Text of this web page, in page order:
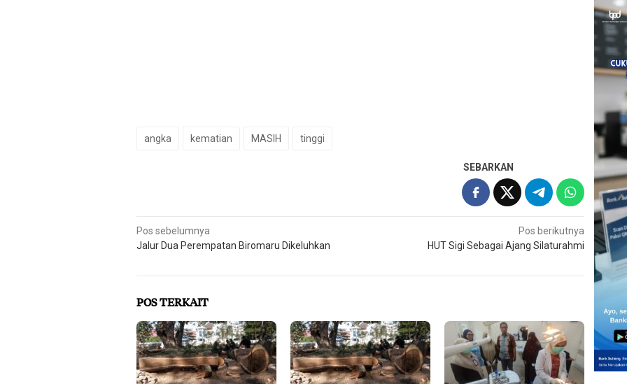
angka kematian MASIH tinggi
SEBARKAN
Navigasi
pos
Pos sebelumnya
Jalur Dua Perempatan Biromaru Dikeluhkan
Pos berikutnya
HUT Sigi Sebagai Ajang Silaturahmi
POS TERKAIT